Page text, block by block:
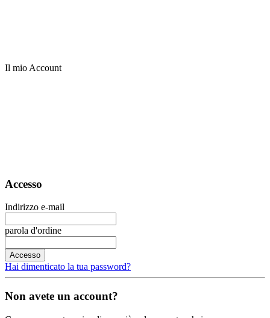
Il mio Account
Accesso
Indirizzo e-mail
parola d'ordine
Accesso
Hai dimenticato la tua password?
Non avete un account?